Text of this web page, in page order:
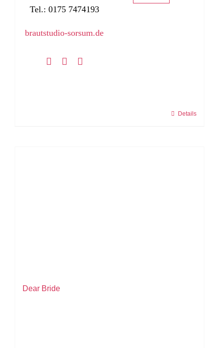
Tel.: 0175 7474193
brautstudio-sorsum.de
Details
Dear Bride